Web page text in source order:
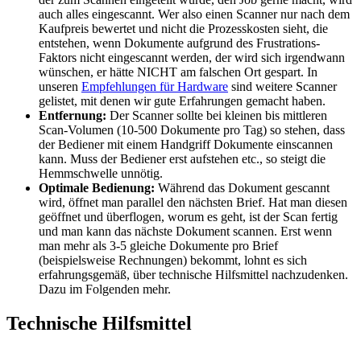
auch alles eingescannt. Wer also einen Scanner nur nach dem
Kaufpreis bewertet und nicht die Prozesskosten sieht, die
entstehen, wenn Dokumente aufgrund des Frustrations-
Faktors nicht eingescannt werden, der wird sich irgendwann
wünschen, er hätte NICHT am falschen Ort gespart. In
unseren Empfehlungen für Hardware sind weitere Scanner
gelistet, mit denen wir gute Erfahrungen gemacht haben.
Entfernung: Der Scanner sollte bei kleinen bis mittleren
Scan-Volumen (10-500 Dokumente pro Tag) so stehen, dass
der Bediener mit einem Handgriff Dokumente einscannen
kann. Muss der Bediener erst aufstehen etc., so steigt die
Hemmschwelle unnötig.
Optimale Bedienung: Während das Dokument gescannt
wird, öffnet man parallel den nächsten Brief. Hat man diesen
geöffnet und überflogen, worum es geht, ist der Scan fertig
und man kann das nächste Dokument scannen. Erst wenn
man mehr als 3-5 gleiche Dokumente pro Brief
(beispielsweise Rechnungen) bekommt, lohnt es sich
erfahrungsgemäß, über technische Hilfsmittel nachzudenken.
Dazu im Folgenden mehr.
Technische Hilfsmittel